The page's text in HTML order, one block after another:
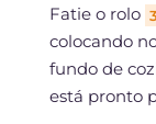
Fatie o rolo
colocando
fundo de
está pronto